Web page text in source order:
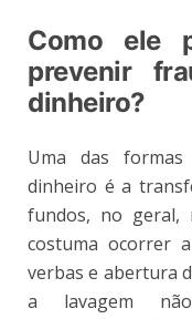
Como ele
prevenir
dinheiro?
Uma das
dinheiro é a
fundos, no geral,
costuma ocorrer
verbas e abertura
a lavagem